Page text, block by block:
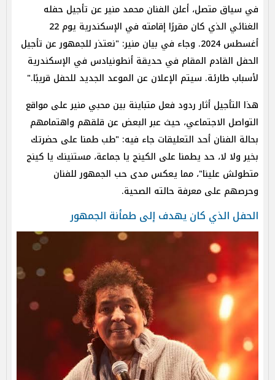
في سياق متصل، أعلن الفنان محمد منير عن تأجيل حفله
الغنائي الذي كان مقررًا إقامته في الإسكندرية يوم 22
أغسطس 2024. وجاء في بيان منير: "نعتذر للجمهور عن تأجيل
الحفل القادم المقام في حديقة أنطونيادس في الإسكندرية
لأسباب طارئة. سيتم الإعلان عن الموعد الجديد للحفل قريبًا."
هذا التأجيل أثار ردود فعل متباينة بين محبي منير على مواقع
التواصل الاجتماعي، حيث عبر البعض عن قلقهم واهتمامهم
بحالة الفنان أحد التعليقات جاء فيه: "طب طمنا على حضرتك
بخير ولا لا، حد يطمنا على الكينج يا جماعة، مستنينك يا كينج
متطولش علينا"، مما يعكس مدى حب الجمهور للفنان
وحرصهم على معرفة حالته الصحية.
الحفل الذي كان يهدف إلى طمأنة الجمهور